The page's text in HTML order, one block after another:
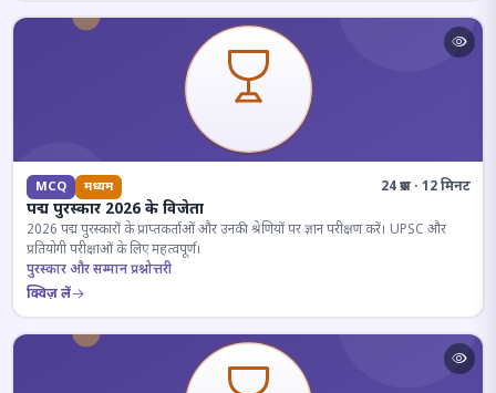
MCQ मध्यम 24 प्रश्न · 12 मिनट
पद्म पुरस्कार 2026 के विजेता
2026 पद्म पुरस्कारों के प्राप्तकर्ताओं और उनकी श्रेणियों पर ज्ञान परीक्षण करें। UPSC और
प्रतियोगी परीक्षाओं के लिए महत्वपूर्ण।
पुरस्कार और सम्मान प्रश्नोत्तरी
क्विज़ लें